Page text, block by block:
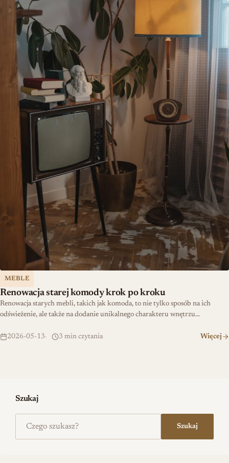
MEBLE
Renowacja starej komody krok po kroku
Renowacja starych mebli, takich jak komoda, to nie tylko sposób na ich
odświeżenie, ale także na dodanie unikalnego charakteru wnętrzu…
2026-05-13 3 min czytania Więcej
Szukaj
Szukaj